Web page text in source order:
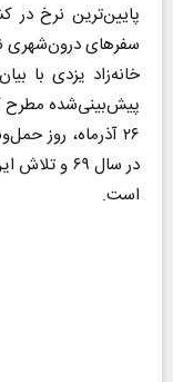
پایین‌ترین نرخ
سفرهای درون‌شهری نیز حدود
پیش‌بینی‌شده مطرح کرد: از این
۲۶ آذرماه، روز
در سال ۶۹
است.